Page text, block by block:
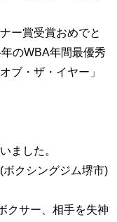
ー賞受賞おめでと
のWBA年間最優秀
ブ・ザ・イヤー」
ました。
クシングジム堺市)
クサー、相手を失神